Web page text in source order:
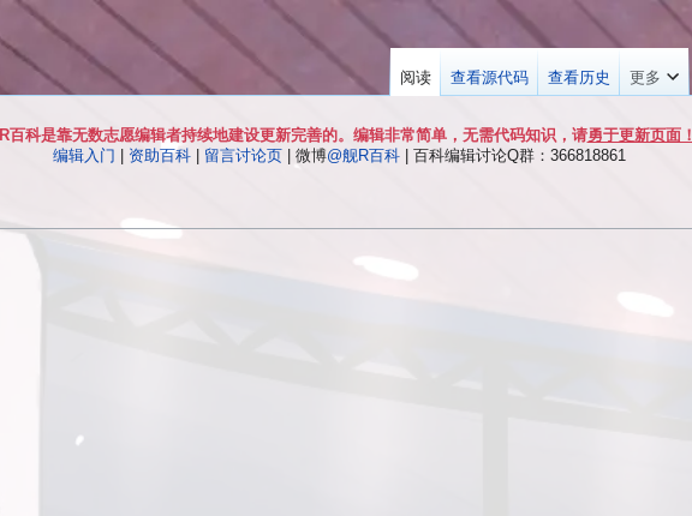
百科是靠无数志愿编辑者持续地建设更新完善的。编辑非常简单，无需代码知识，请勇于更新页面！
编辑入门
资助百科 留言讨论页 | 微博@舰R百科 | 百科编辑讨论Q群：366818861
阅读 查看源代码 查看历史 更多